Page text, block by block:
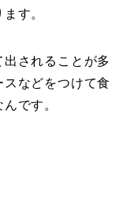
す。
されることが多
などをつけて食
です。